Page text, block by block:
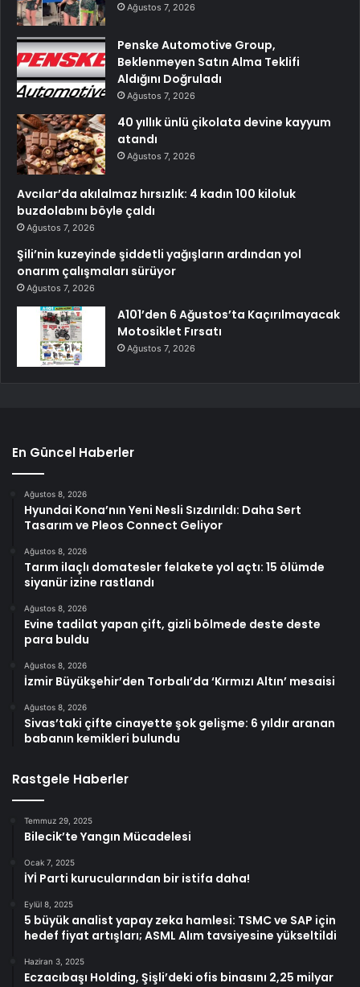
Ağustos 7, 2026
Penske Automotive Group,
Beklenmeyen Satın Alma Teklifi
Aldığını Doğruladı
Ağustos 7, 2026
40 yıllık ünlü çikolata devine kayyum
atandı
Ağustos 7, 2026
Avcılar’da akılalmaz hırsızlık: 4 kadın 100 kiloluk
buzdolabını böyle çaldı
Ağustos 7, 2026
Şili’nin kuzeyinde şiddetli yağışların ardından yol
onarım çalışmaları sürüyor
Ağustos 7, 2026
A101’den 6 Ağustos’ta Kaçırılmayacak
Motosiklet Fırsatı
Ağustos 7, 2026
En Güncel Haberler
Ağustos 8, 2026
Hyundai Kona’nın Yeni Nesli Sızdırıldı: Daha Sert
Tasarım ve Pleos Connect Geliyor
Ağustos 8, 2026
Tarım ilaçlı domatesler felakete yol açtı: 15 ölümde
siyanür izine rastlandı
Ağustos 8, 2026
Evine tadilat yapan çift, gizli bölmede deste deste
para buldu
Ağustos 8, 2026
İzmir Büyükşehir’den Torbalı’da ‘Kırmızı Altın’ mesaisi
Ağustos 8, 2026
Sivas’taki çifte cinayette şok gelişme: 6 yıldır aranan
babanın kemikleri bulundu
Rastgele Haberler
Temmuz 29, 2025
Bilecik’te Yangın Mücadelesi
Ocak 7, 2025
İYİ Parti kurucularından bir istifa daha!
Eylül 8, 2025
5 büyük analist yapay zeka hamlesi: TSMC ve SAP için
hedef fiyat artışları; ASML Alım tavsiyesine yükseltildi
Haziran 3, 2025
Eczacıbaşı Holding, Şişli’deki ofis binasını 2,25 milyar